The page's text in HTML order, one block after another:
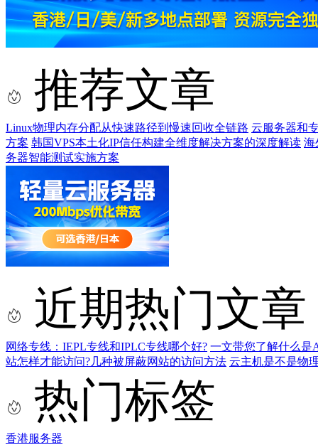
推荐文章
Linux物理内存分配从快速路径到慢速回收全链路 云服务器和
方案 韩国VPS本土化IP信任构建全维度解决方案的深度解读 海
务器智能测试实施方案
近期热门文章
网络专线：IEPL专线和IPLC专线哪个好? 一文带您了解什么是
站怎样才能访问?几种被屏蔽网站的访问方法 云主机是不是物
热门标签
香港服务器